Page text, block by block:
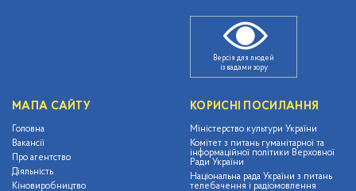
Версія для людей
із вадами зору
МАПА САЙТУ
Головна
Вакансії
Про агентство
Діяльність
Кіновиробництво
КОРИСНІ ПОСИЛАННЯ
Міністерство культури України
Комітет з питань гуманітарної та
інформаційної політики Верховної
Ради України
Національна рада України з питань
телебачення і радіомовлення